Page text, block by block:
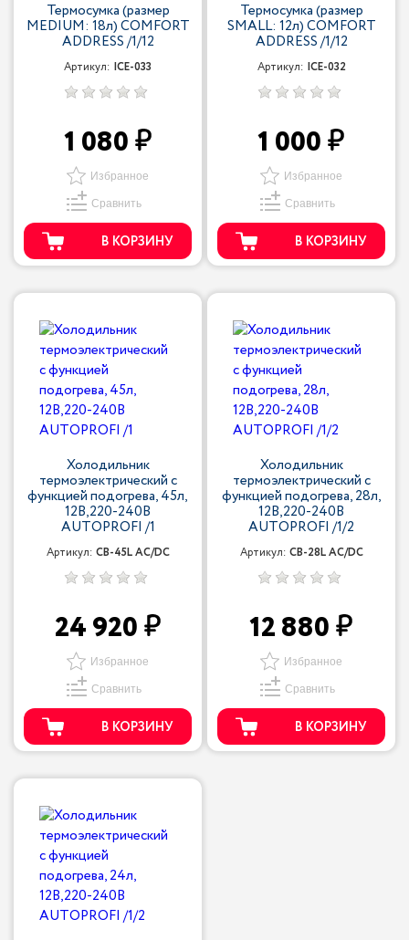
Термосумка (размер
MEDIUM: 18л) COMFORT
ADDRESS /1/12
Артикул: ICE-033
1 080
Избранное
Сравнить
В КОРЗИНУ
Термосумка (размер
SMALL: 12л) COMFORT
ADDRESS /1/12
Артикул: ICE-032
1 000
Избранное
Сравнить
В КОРЗИНУ
Холодильник
термоэлектрический с
функцией подогрева, 45л,
12В,220-240В
AUTOPROFI /1
Артикул: CB-45L AC/DC
24 920
Избранное
Сравнить
В КОРЗИНУ
Холодильник
термоэлектрический с
функцией подогрева, 28л,
12В,220-240В
AUTOPROFI /1/2
Артикул: CB-28L AC/DC
12 880
Избранное
Сравнить
В КОРЗИНУ